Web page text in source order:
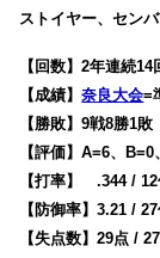
ストイヤー、セン
【回数】2年連続
【成績】奈良大会=
【勝敗】9戦8勝1敗
【評価】A=6、
【打率】 .344 /
【防御率】3.21 /
【失点数】29点 /